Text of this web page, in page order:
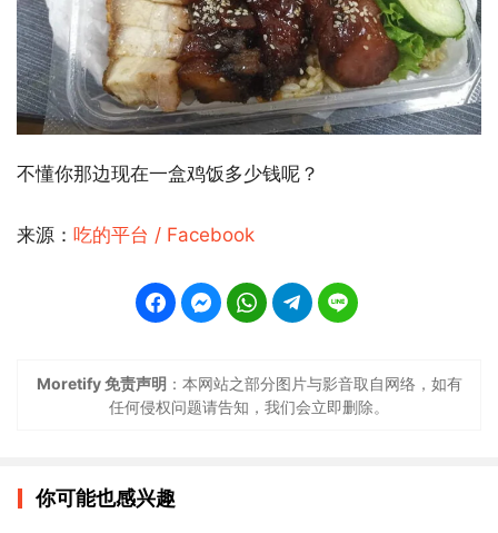
不懂你那边现在一盒鸡饭多少钱呢？
来源： 吃的平台 / Facebook
Moretify 免责声明 ：本网站之部分图片与影音取自网络，如有
任何侵权问题请告知，我们会立即删除。
你可能也感兴趣